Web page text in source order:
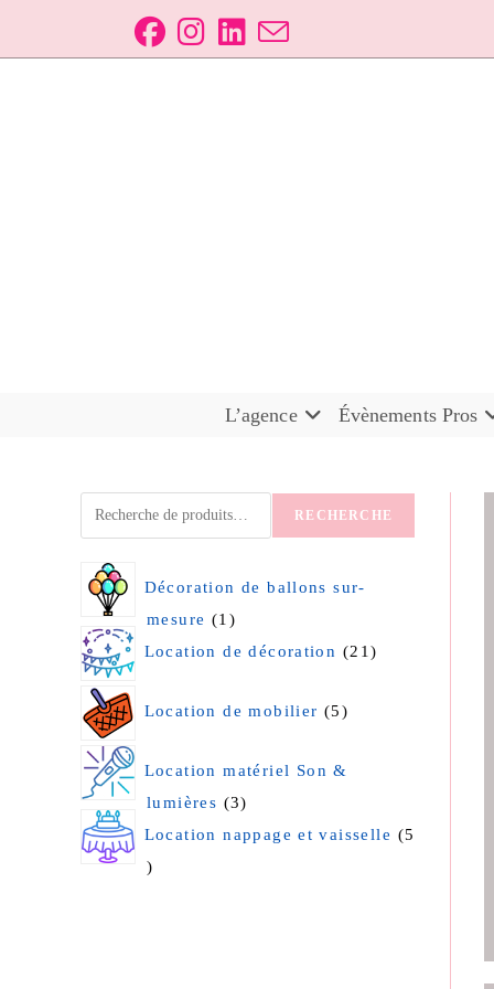
L’agence Évènements Pros
RECHERCHE
Décoration de ballons sur-
mesure
1
Location de décoration
21
Location de mobilier 5
Location matériel Son &
lumières
3
Location nappage et vaisselle
5